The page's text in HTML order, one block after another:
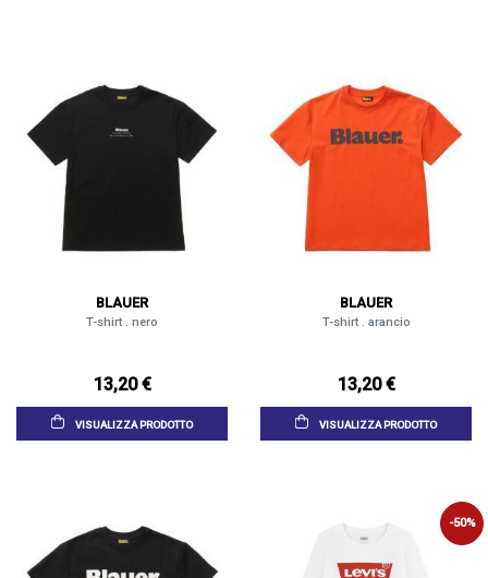
BLAUER
T-shirt . nero
13,20 €
VISUALIZZA PRODOTTO
BLAUER
T-shirt . arancio
13,20 €
VISUALIZZA PRODOTTO
-50%